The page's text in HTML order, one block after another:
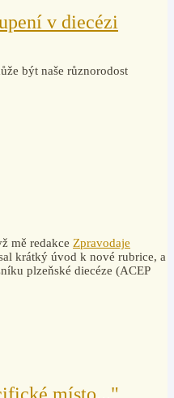
v diecézi
být naše různorodost
mě redakce Zpravodaje
krátký úvod k nové rubrice, a
plzeňské diecéze (ACEP